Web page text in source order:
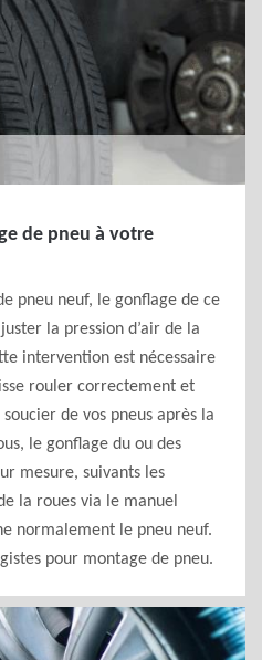
de pneu à votre
pneu neuf, le gonflage de ce
la pression d’air de la
intervention est nécessaire
rouler correctement et
soucier de vos pneus après la
le gonflage du ou des
mesure, suivants les
la roues via le manuel
normalement le pneu neuf.
pour montage de pneu.